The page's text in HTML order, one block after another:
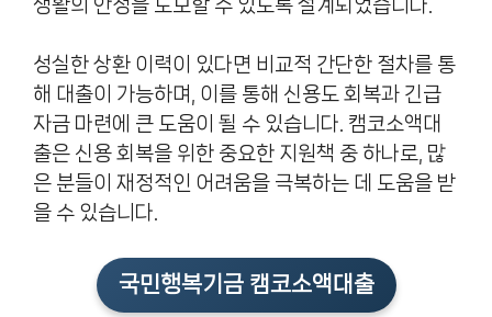
생활의 안정을 도모할 수 있도록 설계되었습니다.
성실한 상환 이력이 있다면 비교적 간단한 절차를 통
해 대출이 가능하며, 이를 통해 신용도 회복과 긴급
자금 마련에 큰 도움이 될 수 있습니다. 캠코소액대
출은 신용 회복을 위한 중요한 지원책 중 하나로, 많
은 분들이 재정적인 어려움을 극복하는 데 도움을 받
을 수 있습니다.
국민행복기금 캠코소액대출